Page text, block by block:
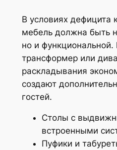
В условиях дефицита
мебель должна быть
но и функциональной.
трансформер или
раскладывания
создают
гостей.
Столы с
встроенными
Пуфики и